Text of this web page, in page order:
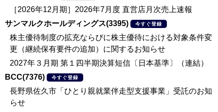
［2026年12月期］2026年7月度 直営店月次売上速報
サンマルクホールディングス(3395)
今すぐ登録
株主優待制度の拡充ならびに株主優待における対象条件変
更（継続保有要件の追加）に関するお知らせ
2027年３月期 第１四半期決算短信〔日本基準〕（連結）
BCC(7376)
今すぐ登録
長野県佐久市「ひとり親就業伴走型支援事業」受託のお知
らせ